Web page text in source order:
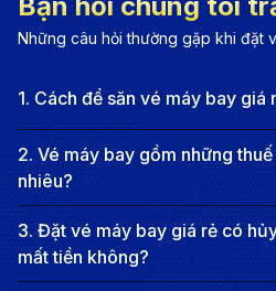
hiện đại. Nơi đây chính là cầu
truyền thống lâu đời và sự
của thời đại mới. Một
hứa hẹn sẽ mang lại cho bạn
nhớ cùng những dấu ấn
lòng.
Thông tin chặng
đi Tây An
Những câu hỏi thường gặp khi đặt
1. Cách để săn vé máy bay giá
2. Vé máy bay gồm những
nhiêu?
3. Đặt vé máy bay giá rẻ có
mất tiền không?